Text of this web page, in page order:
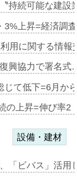
持続可能な建
3%上昇=経済調
用に関する情
興協力で署名
じて低下=6月か
の上昇=伸び率
設備・建材
「ビバス」活